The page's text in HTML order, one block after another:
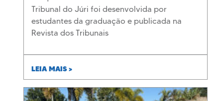
Tribunal do Júri foi desenvolvida por
estudantes da graduação e publicada na
Revista dos Tribunais
LEIA MAIS >